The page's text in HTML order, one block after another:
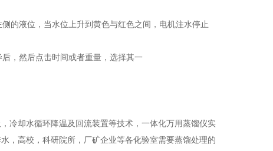
的液位，当水位上升到黄色与红色之间，电机注水停止
，然后点击时间或者重量，选择其一
冷却水循环降温及回流装置等技术，一体化万用蒸馏仪实
，高校，科研院所，厂矿企业等各化验室需要蒸馏处理的